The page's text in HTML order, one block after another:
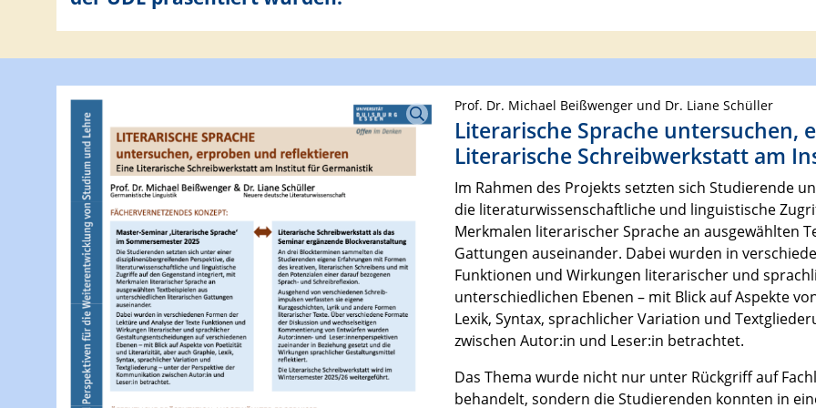
Prof. Dr. Michael Beißwenger und Dr. Liane Schüller
Literarische Sprache untersuchen,
Literarische Schreibwerkstatt am
Im Rahmen des Projekts setzten sich Studierende
die literaturwissenschaftliche und linguistische
Merkmalen literarischer Sprache an ausgewählten
Gattungen auseinander. Dabei wurden in
Funktionen und Wirkungen literarischer und
unterschiedlichen Ebenen – mit Blick auf Aspekte
Lexik, Syntax, sprachlicher Variation und
zwischen Autor:in und Leser:in betrachtet.
Das Thema wurde nicht nur unter Rückgriff auf
behandelt, sondern die Studierenden konnten in